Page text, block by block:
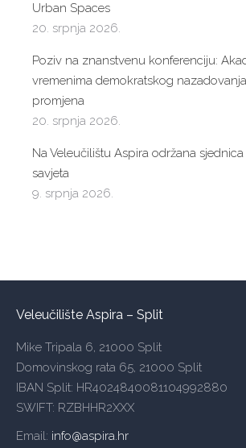
Urban Spaces
20. srpnja 2026.
Poziv na znanstvenu konferenciju:
vremenima demokratskog
promjena
20. srpnja 2026.
Na Veleučilištu Aspira održana
savjeta
9. srpnja 2026.
Veleučilište Aspira – Split
Mike Tripala 6, 21000 Split
Domovinskog rata 65, 21000 Split
IBAN Split: HR4024840081104992880
SWIFT: RZBHHR2XXX
Email: info@aspira.hr